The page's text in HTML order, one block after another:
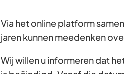
Via het online platform
jaren kunnen meedenken
Wij willen u informeren dat